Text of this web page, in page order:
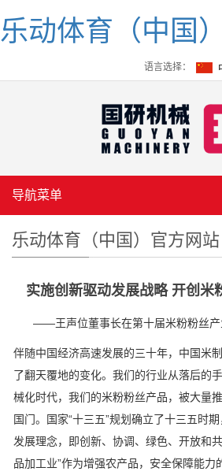
乐动体育（中国
语言选择：
导航菜单
乐动体育（中国）官方网站
实施创新驱动发展战略 开创米
——王声位董事长在第十届米粉粉丝产
伴随中国经济高速发展的三十年，中国米
了翻天覆地的变化。我们的行业从落后的
械化时代，我们的米粉粉丝产品，被大量
国门。国家“十三五”规划确立了十三五时
发展理念，即创新、协调、绿色、开放和
品加工业”作为增强农产品，安全保障能力